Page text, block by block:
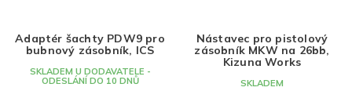
Adaptér šachty PDW9 pro
bubnový zásobník, ICS
SKLADEM U DODAVATELE -
ODESLÁNÍ DO 10 DNŮ
Nástavec pro pistolový
zásobník MKW na 26bb,
Kizuna Works
SKLADEM